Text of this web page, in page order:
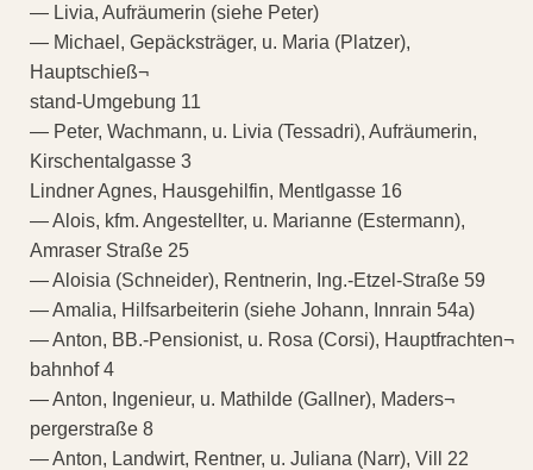
— Livia, Aufräumerin (siehe Peter)
— Michael, Gepäcksträger, u. Maria (Platzer),
Hauptschieß¬
stand-Umgebung 11
— Peter, Wachmann, u. Livia (Tessadri), Aufräumerin,
Kirschentalgasse 3
Lindner Agnes, Hausgehilfin, Mentlgasse 16
— Alois, kfm. Angestellter, u. Marianne (Estermann),
Amraser Straße 25
— Aloisia (Schneider), Rentnerin, Ing.-Etzel-Straße 59
— Amalia, Hilfsarbeiterin (siehe Johann, Innrain 54a)
— Anton, BB.-Pensionist, u. Rosa (Corsi), Hauptfrachten¬
bahnhof 4
— Anton, Ingenieur, u. Mathilde (Gallner), Maders¬
pergerstraße 8
— Anton, Landwirt, Rentner, u. Juliana (Narr), Vill 22